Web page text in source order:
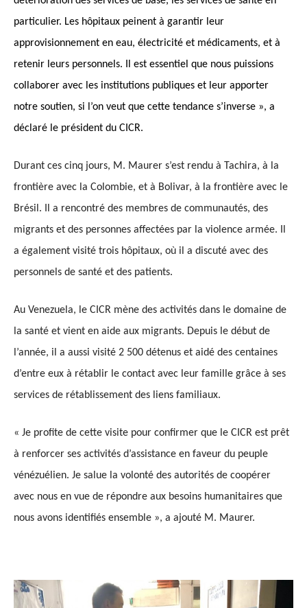
particulier. Les hôpitaux peinent à garantir leur
approvisionnement en eau, électricité et médicaments, et à
retenir leurs personnels. Il est essentiel que nous puissions
collaborer avec les institutions publiques et leur apporter
notre soutien, si l’on veut que cette tendance s’inverse », a
déclaré le président du CICR.
Durant ces cinq jours, M. Maurer s’est rendu à Tachira, à la
frontière avec la Colombie, et à Bolivar, à la frontière avec le
Brésil. Il a rencontré des membres de communautés, des
migrants et des personnes affectées par la violence armée. Il
a également visité trois hôpitaux, où il a discuté avec des
personnels de santé et des patients.
Au Venezuela, le CICR mène des activités dans le domaine de
la santé et vient en aide aux migrants. Depuis le début de
l’année, il a aussi visité 2 500 détenus et aidé des centaines
d’entre eux à rétablir le contact avec leur famille grâce à ses
services de rétablissement des liens familiaux.
« Je profite de cette visite pour confirmer que le CICR est prêt
à renforcer ses activités d’assistance en faveur du peuple
vénézuélien. Je salue la volonté des autorités de coopérer
avec nous en vue de répondre aux besoins humanitaires que
nous avons identifiés ensemble », a ajouté M. Maurer.